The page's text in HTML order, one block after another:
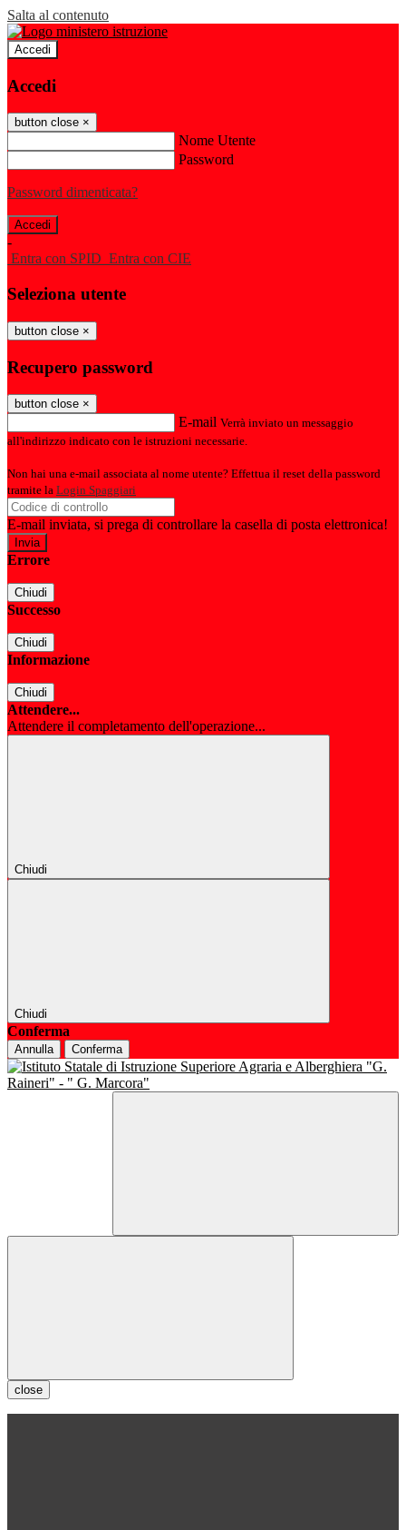
Salta al contenuto
Accedi
Accedi
button close ×
Nome Utente
Password
Password dimenticata?
-
Entra con SPID Entra con CIE
Seleziona utente
button close ×
Recupero password
button close ×
E-mail Verrà inviato un messaggio
all'indirizzo indicato con le istruzioni necessarie.
Non hai una e-mail associata al nome utente? Effettua il reset della password
tramite la Login Spaggiari
E-mail inviata, si prega di controllare la casella di posta elettronica!
Errore
Chiudi
Successo
Chiudi
Informazione
Chiudi
Attendere...
Attendere il completamento dell'operazione...
Chiudi
Chiudi
Conferma
Annulla Conferma
close